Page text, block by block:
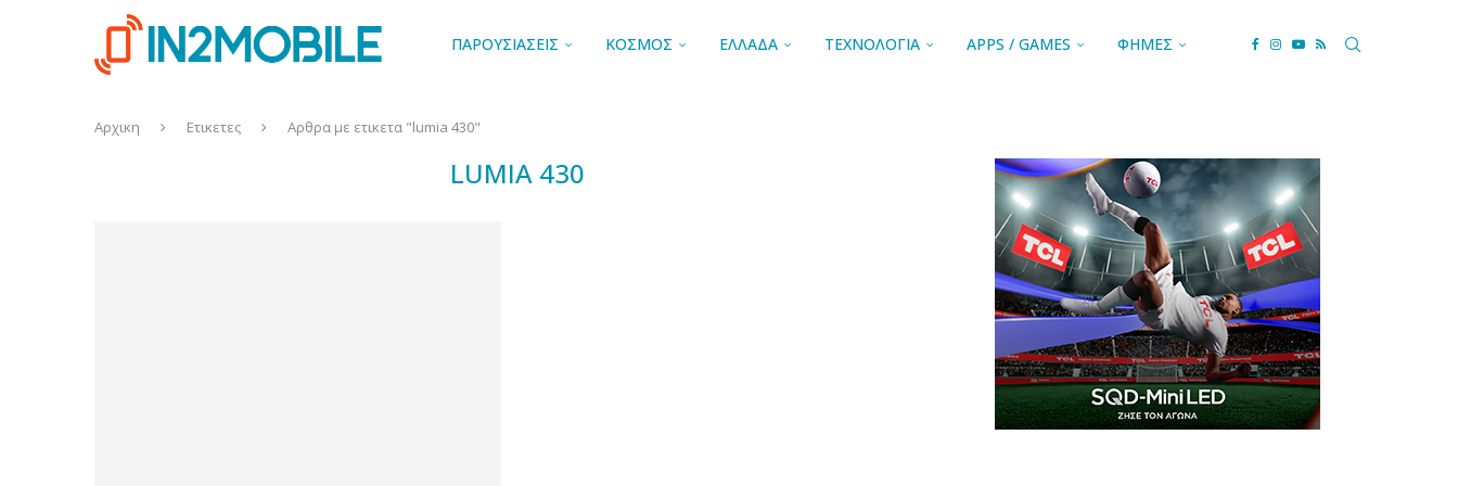
ΠΑΡΟΥΣΙΑΣΕΙΣ ΚΟΣΜΟΣ ΕΛΛΑΔΑ ΤΕΧΝΟΛΟΓΙΑ APPS / GAMES ΦΗΜΕΣ
Αρχικη Ετικετες Αρθρα με ετικετα "lumia 430"
LUMIA 430